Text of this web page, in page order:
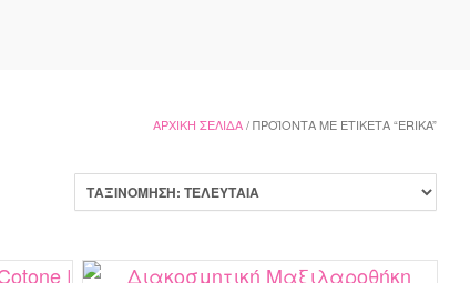
ΑΡΧΙΚΉ ΣΕΛΊΔΑ/ ΠΡΟΪΌΝΤΑ ΜΕ ΕΤΙΚΈΤΑ “ERIKA”